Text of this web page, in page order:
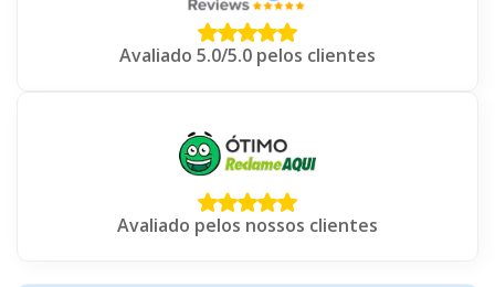
Avaliado 5.0/5.0 pelos clientes
Avaliado pelos nossos clientes